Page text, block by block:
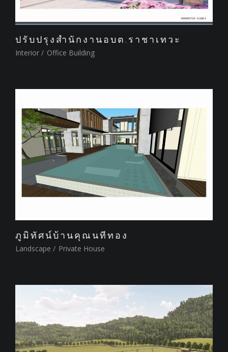
ปรับปรุงสำนักงานอบต.ราชาเทวะ
Interior / Office Building
ภูมิทัศน์บ้านคุณนทีทอง
Landscape / Private House